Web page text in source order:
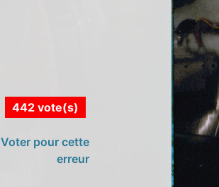
442 vote(s)
Voter pour cette
erreur